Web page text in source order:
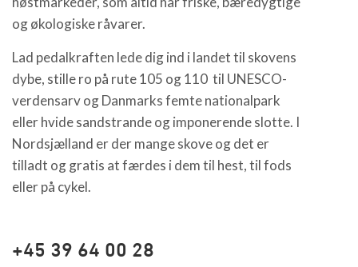
og økologiske råvarer.
Lad pedalkraften lede dig ind i landet til skovens
dybe, stille ro på rute 105 og 110 til UNESCO-
verdensarv og Danmarks femte nationalpark
eller hvide sandstrande og imponerende slotte. I
Nordsjælland er der mange skove og det er
tilladt og gratis at færdes i dem til hest, til fods
eller på cykel.
+45 39 64 00 28